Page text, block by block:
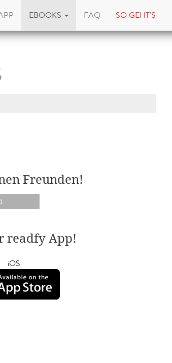
EBOOKS FAQ SO GEHT'S
Freunden!
readfy App!
iOS